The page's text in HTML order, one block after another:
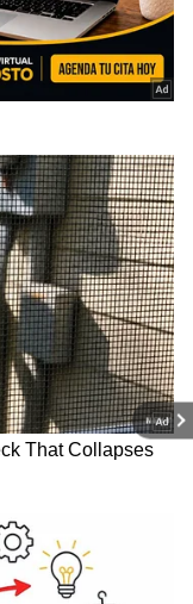
NEXT
ಸ್ಕೂಲ್​ ಫೀಸ್​
ಆಶ್ರಮವಾಸಿಗಳು